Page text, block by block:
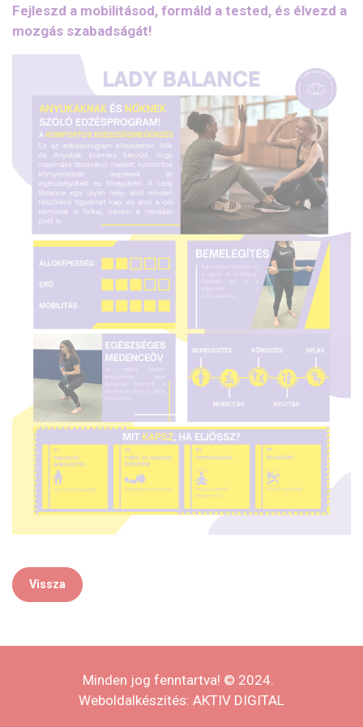
Fejleszd a mobilitásod, formáld a tested, és élvezd a
mozgás szabadságát!
Vissza
Minden jog fenntartva! © 2024.
Weboldalkészítés: AKTIV DIGITAL